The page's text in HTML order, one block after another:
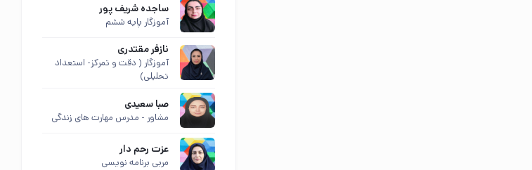
ساجده شریف پور
آموزگار پایه ششم
نازفر مقتدری
آموزگار ( دقت و تمرکز- استعداد
تحلیلی)
صبا سعیدی
مشاور - مدرس مهارت های زندگی
عزت رحم دار
مربی برنامه نویسی